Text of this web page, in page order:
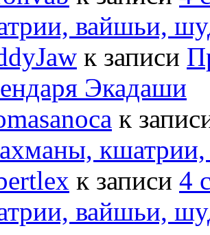
вайшьи,
к записи
Экадаши
к
к записи 4
вайшьи,